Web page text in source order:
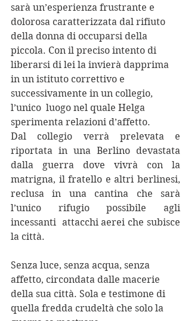
sarà un’esperienza frustrante e
dolorosa caratterizzata dal rifiuto
della donna di occuparsi della
piccola. Con il preciso intento di
liberarsi di lei la invierà dapprima
in un istituto correttivo e
successivamente in un collegio,
l’unico  luogo nel quale Helga
sperimenta relazioni d’affetto.
Dal collegio verrà prelevata e
riportata in una Berlino devastata
dalla guerra dove vivrà con la
matrigna, il fratello e altri berlinesi,
reclusa in una cantina che sarà
l’unico rifugio possibile agli
incessanti  attacchi aerei che subisce
la città.
Senza luce, senza acqua, senza
affetto, circondata dalle macerie
della sua città. Sola e testimone di
quella fredda crudeltà che solo la